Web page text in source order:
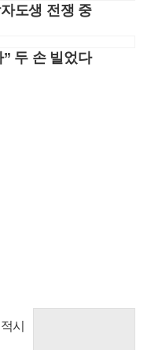
도생 전쟁 중
두 손 빌었다
시